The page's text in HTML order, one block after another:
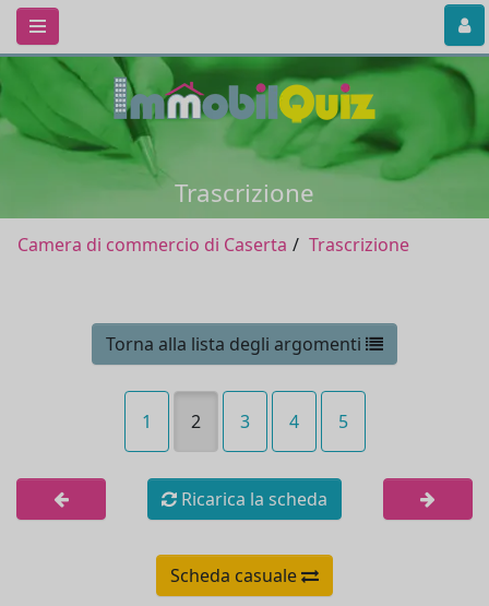
Trascrizione
Camera di commercio di Caserta Trascrizione
Torna alla lista degli argomenti
1 2 3 4 5
Ricarica la scheda
Scheda casuale